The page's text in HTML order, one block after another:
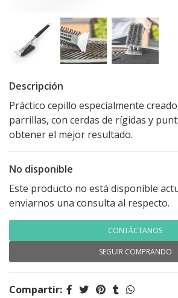
Descripción
Práctico cepillo especialmente
parrillas, con cerdas de rígidas y
obtener el mejor resultado.
No disponible
Este producto no está disponible
enviarnos una consulta al respecto.
CONTÁCTANOS
SEGUIR COMPRANDO
Compartir: